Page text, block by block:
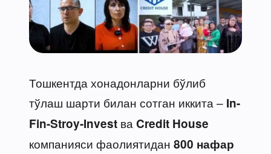
Тошкентда хонадонларни бўлиб
тўлаш шарти билан сотган иккита – In-
Fin-Stroy-Invest ва Credit House
компанияси фаолиятидан 800 нафар